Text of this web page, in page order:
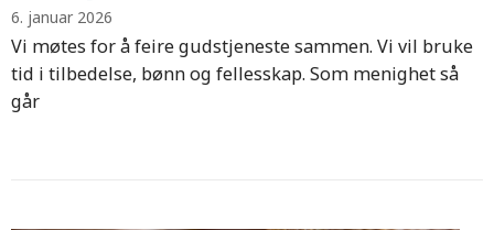
6. januar 2026
Vi møtes for å feire gudstjeneste sammen. Vi vil bruke
tid i tilbedelse, bønn og fellesskap. Som menighet så
går